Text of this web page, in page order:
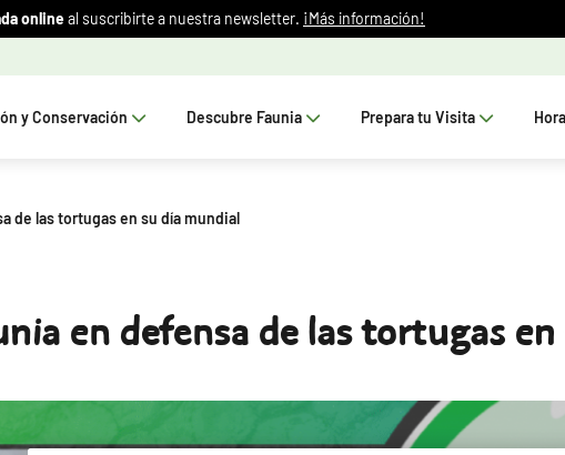
onlineal suscribirte a nuestra newsletter. ¡Más información!
y Conservación Descubre Faunia Prepara tu Visita
de las tortugas en su día mundial
en defensa de las tortugas